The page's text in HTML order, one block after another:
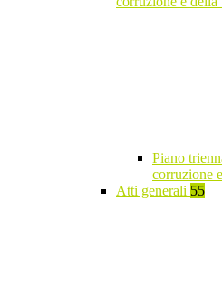
Piano
corruzione
Atti generali 55